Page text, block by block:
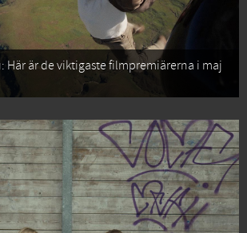
Här är de viktigaste filmpremiärerna i maj